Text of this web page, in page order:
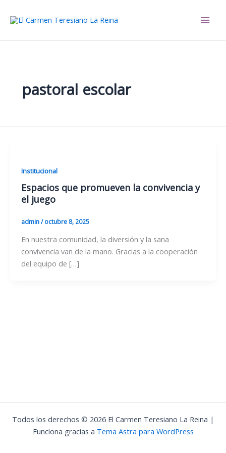
pastoral escolar
Institucional
Espacios que promueven la convivencia y
el juego
admin/octubre 8, 2025
En nuestra comunidad, la diversión y la sana
convivencia van de la mano. Gracias a la cooperación
del equipo de […]
Todos los derechos © 2026 El Carmen Teresiano La Reina |
Funciona gracias a Tema Astra para WordPress